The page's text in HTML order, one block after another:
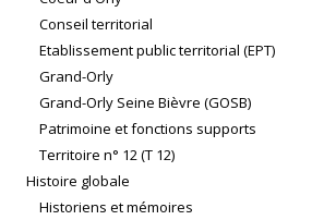
Conseil territorial
Etablissement public territorial (EPT)
Grand-Orly
Grand-Orly Seine Bièvre (GOSB)
Patrimoine et fonctions supports
Territoire n° 12 (T 12)
Histoire globale
Historiens et mémoires